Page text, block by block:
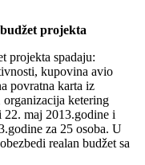
projekta
projekta spadaju:
kupovina avio
povratna karta iz
ketering
22. maj 2013.godine i
za 25 osoba. U
realan budžet sa